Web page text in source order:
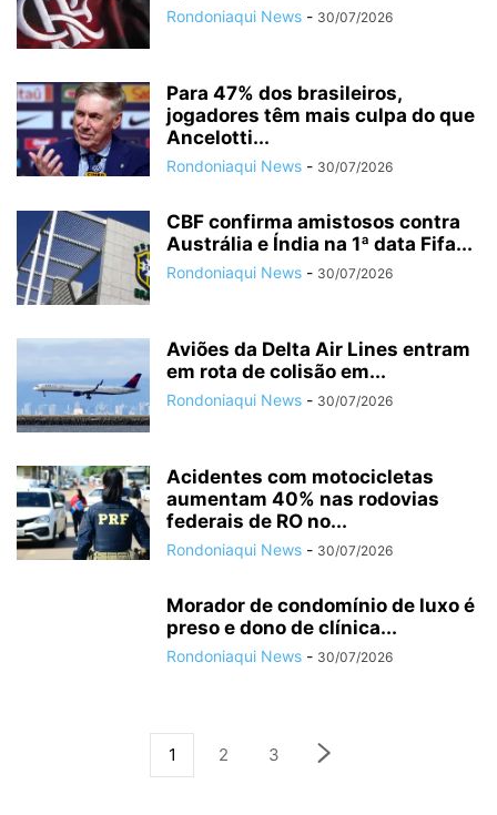
Rondoniaqui News - 30/07/2026
Para 47% dos brasileiros,
jogadores têm mais culpa do que
Ancelotti...
Rondoniaqui News - 30/07/2026
CBF confirma amistosos contra
Austrália e Índia na 1ª data Fifa...
Rondoniaqui News - 30/07/2026
Aviões da Delta Air Lines entram
em rota de colisão em...
Rondoniaqui News - 30/07/2026
Acidentes com motocicletas
aumentam 40% nas rodovias
federais de RO no...
Rondoniaqui News - 30/07/2026
Morador de condomínio de luxo é
preso e dono de clínica...
Rondoniaqui News - 30/07/2026
1 2 3